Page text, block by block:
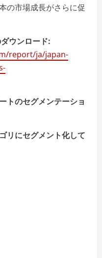
の市場成長がさらに促
ウンロード:
report/ja/japan-
トのセグメンテーショ
リにセグメント化して